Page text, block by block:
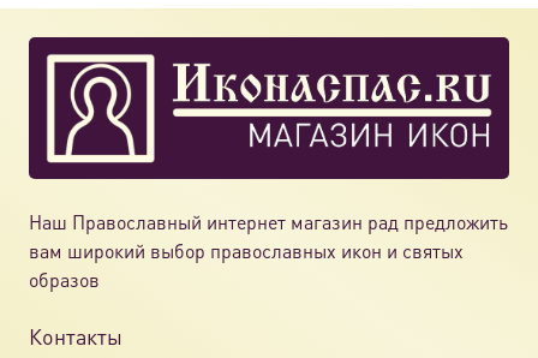
Наш Православный интернет магазин рад предложить
вам широкий выбор православных икон и святых
образов
Контакты